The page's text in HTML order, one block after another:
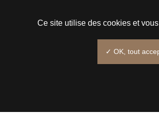
Ce site utilise des cookies et
✓ OK, tout